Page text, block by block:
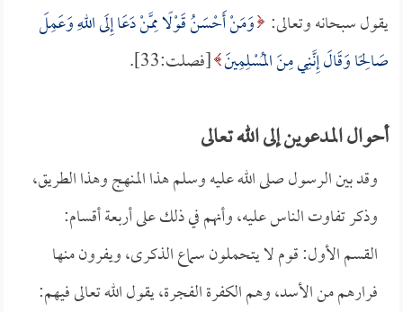
يقول سبحانه وتعالى: وَمَنْ أَحْسَنُ قَوْلًا مِمَّنْ دَعَا إِلَى اللهِ وَعَمِلَ
صَالِحًا وَقَالَ إِنَّنِي مِنَ المُسْلِمِينَ [فصلت:33].
أحوال المدعوين إلى الله تعالى
وقد بين الرسول صلى الله عليه وسلم هذا المنهج وهذا الطريق،
وذكر تفاوت الناس عليه، وأنهم في ذلك على أربعة أقسام:
القسم الأول: قوم لا يتحملون سماع الذكرى، ويفرون منها
فرارهم من الأسد، وهم الكفرة الفجرة، يقول الله تعالى فيهم: